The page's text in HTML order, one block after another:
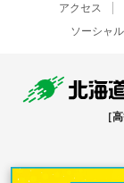
アクセス
ソーシャ
［